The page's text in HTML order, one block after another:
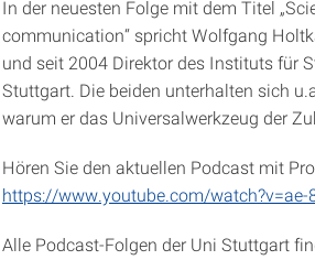
In der neuesten Folge mit dem Titel
communication“ spricht Wolfgang
und seit 2004 Direktor des Instituts für
Stuttgart. Die beiden unterhalten sich
warum er das Universalwerkzeug der
Hören Sie den aktuellen Podcast mit
https://www.youtube.com/watch?v=ae-
Alle Podcast-Folgen der Uni Stuttgart